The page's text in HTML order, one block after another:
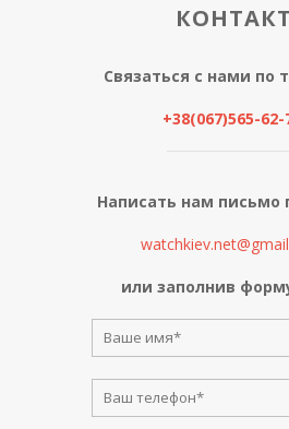
Связаться с нами по
+38(067)565-62-
Написать нам письмо
или заполнив